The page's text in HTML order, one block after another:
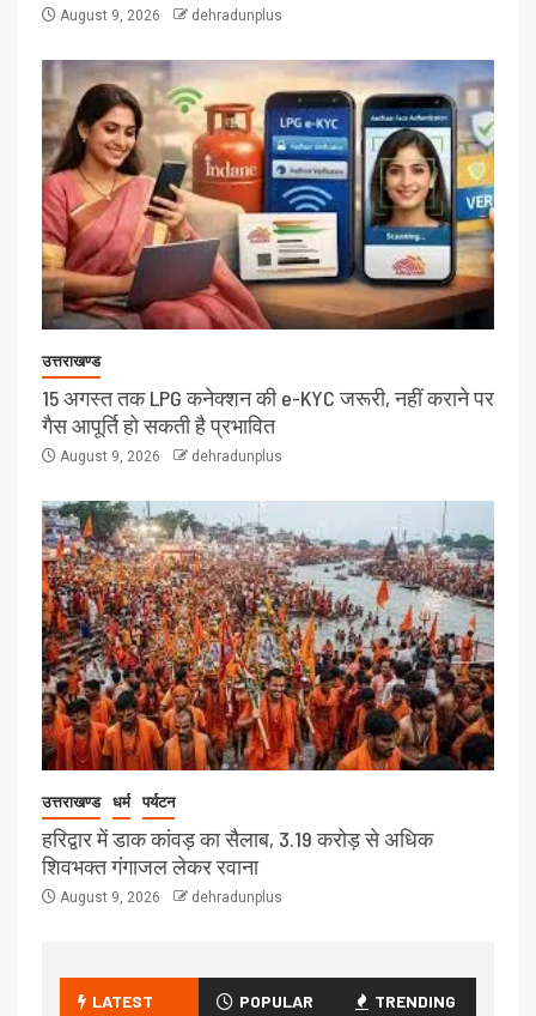
August 9, 2026 dehradunplus
उत्तराखण्ड
15 अगस्त तक LPG कनेक्शन की e-KYC जरूरी, नहीं कराने पर
गैस आपूर्ति हो सकती है प्रभावित
August 9, 2026 dehradunplus
उत्तराखण्ड धर्म पर्यटन
हरिद्वार में डाक कांवड़ का सैलाब, 3.19 करोड़ से अधिक
शिवभक्त गंगाजल लेकर रवाना
August 9, 2026 dehradunplus
LATEST POPULAR TRENDING